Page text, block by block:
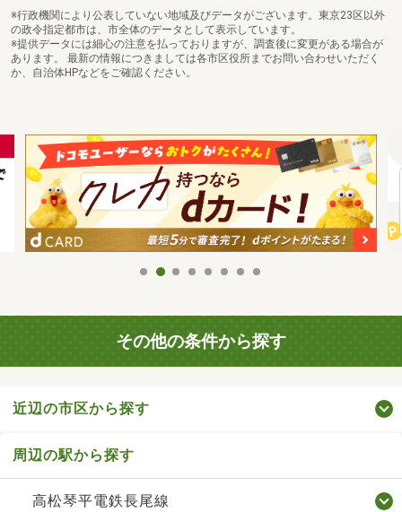
※行政機関により公表していない地域及びデータがございます。東京23区以外
の政令指定都市は、市全体のデータとして表示しています。
※提供データには細心の注意を払っておりますが、調査後に変更がある場合が
あります。 最新の情報につきましては各市区役所までお問い合わせいただく
か、自治体HPなどをご確認ください。
その他の条件から探す
近辺の市区から探す
周辺の駅から探す
高松琴平電鉄長尾線